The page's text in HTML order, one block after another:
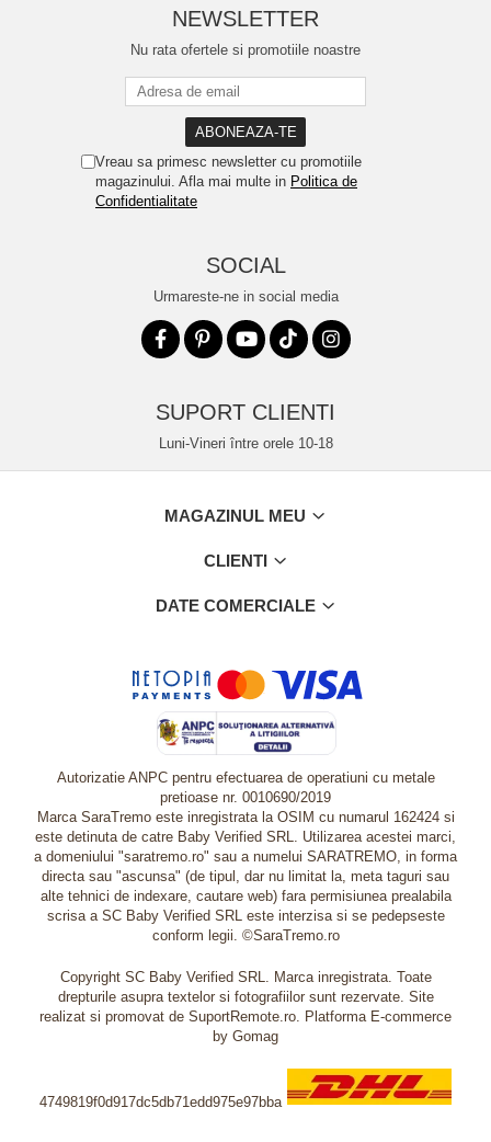
NEWSLETTER
Nu rata ofertele si promotiile noastre
Vreau sa primesc newsletter cu promotiile
magazinului. Afla mai multe in Politica de
Confidentialitate
SOCIAL
Urmareste-ne in social media
SUPORT CLIENTI
Luni-Vineri între orele 10-18
MAGAZINUL MEU
CLIENTI
DATE COMERCIALE
Autorizatie ANPC pentru efectuarea de operatiuni cu metale
pretioase nr. 0010690/2019
Marca SaraTremo este inregistrata la OSIM cu numarul 162424 si
este detinuta de catre Baby Verified SRL. Utilizarea acestei marci,
a domeniului "saratremo.ro" sau a numelui SARATREMO, in forma
directa sau "ascunsa" (de tipul, dar nu limitat la, meta taguri sau
alte tehnici de indexare, cautare web) fara permisiunea prealabila
scrisa a SC Baby Verified SRL este interzisa si se pedepseste
conform legii. ©SaraTremo.ro
Copyright SC Baby Verified SRL. Marca inregistrata. Toate
drepturile asupra textelor si fotografiilor sunt rezervate. Site
realizat si promovat de SuportRemote.ro. Platforma E-commerce
by Gomag
4749819f0d917dc5db71edd975e97bba